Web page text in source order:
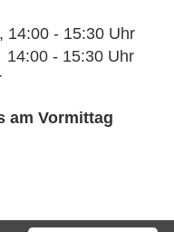
- 15:30 Uhr
15:30 Uhr
am Vormittag